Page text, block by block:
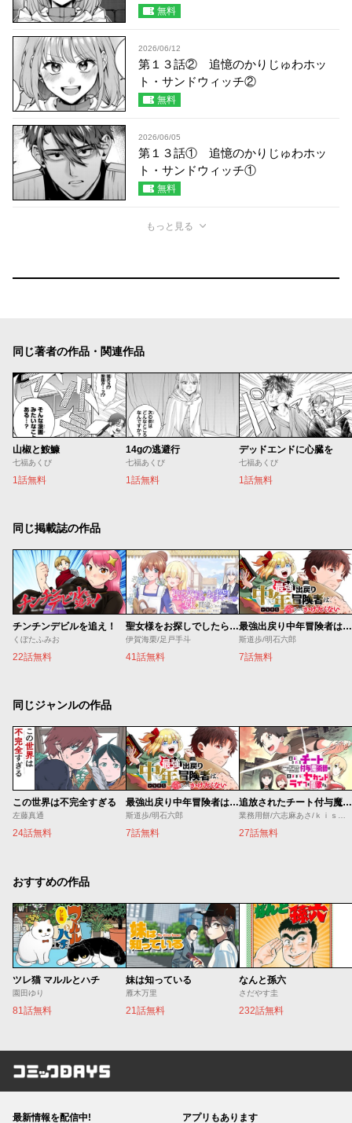
無料
2026/06/12
第１３話② 追憶のかりじゅわホッ
ト・サンドウィッチ②
無料
2026/06/05
第１３話① 追憶のかりじゅわホッ
ト・サンドウィッチ①
無料
もっと見る
同じ著者の作品・関連作品
山椒と鮟鱇
七福あくび
1話無料
14gの逃避行
七福あくび
1話無料
デッドエンドに心臓を
七福あくび
1話無料
同じ掲載誌の作品
チンチンデビルを追え！
くぼたふみお
22話無料
聖女様をお探しでしたら妹で間違いありません。さあどうぞお連れください、今すぐ。
伊賀海栗/足戸手斗
41話無料
最強出戻り中年冒険者は、今さら命なんてかけたくない
斯道歩/明石六郎
7話無料
同じジャンルの作品
この世界は不完全すぎる
左藤真通
24話無料
最強出戻り中年冒険者は、今さら命なんてかけたくない
斯道歩/明石六郎
7話無料
追放されたチート付与魔術師は気ままなセカンドライフを謳歌する。 ～俺は武器だけじゃなく、あらゆるものに『強化ポイント』を付与できるし、俺の意思でいつでも効果を解除できるけど、残った人たち大丈夫？～
業務用餅/六志麻あさ/ｋｉｓｕｉ
27話無料
おすすめの作品
ツレ猫 マルルとハチ
園田ゆり
81話無料
妹は知っている
雁木万里
21話無料
なんと孫六
さだやす圭
232話無料
コミックDAYS
最新情報を配信中! アプリもあります